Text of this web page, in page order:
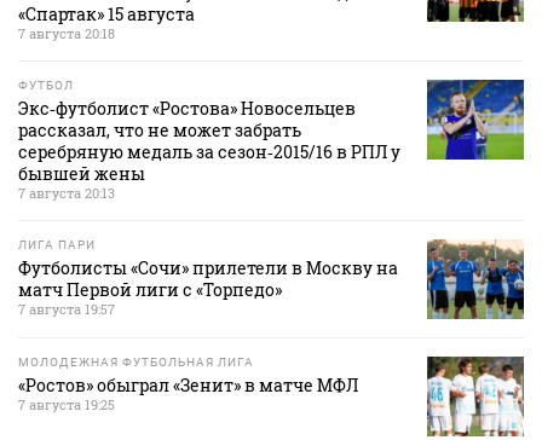
«Спартак» 15 августа
7 августа 20:18
ФУТБОЛ
Экс‑футболист «Ростова» Новосельцев
рассказал, что не может забрать
серебряную медаль за сезон‑2015/16 в РПЛ у
бывшей жены
7 августа 20:13
ЛИГА ПАРИ
Футболисты «Сочи» прилетели в Москву на
матч Первой лиги с «Торпедо»
7 августа 19:57
МОЛОДЕЖНАЯ ФУТБОЛЬНАЯ ЛИГА
«Ростов» обыграл «Зенит» в матче МФЛ
7 августа 19:25